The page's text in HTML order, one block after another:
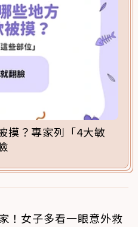
摸？專家列「4大敏
！女子多看一眼意外救